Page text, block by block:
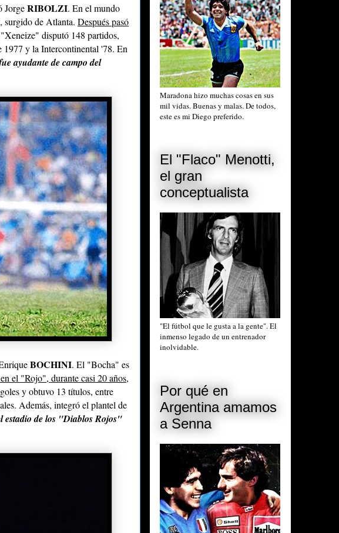
JorgeRIBOLZI. En el mundo
surgido de Atlanta. Después pasó
disputó 148 partidos,
1977 y la Intercontinental '78. En
ayudante de campo del
BOCHINI. El "Bocha" es
el "Rojo", durante casi 20 años,
y obtuvo 13 títulos, entre
Además, integró el plantel de
estadio de los "Diablos Rojos"
Maradona hizo muchas cosas en sus
mil vidas. Buenas y malas. De todos,
este es mi Diego preferido.
El "Flaco" Menotti,
el gran
conceptualista
"El fútbol que le gusta a la gente". El
inmenso legado de un entrenador
inolvidable.
Por qué en
Argentina amamos
a Senna